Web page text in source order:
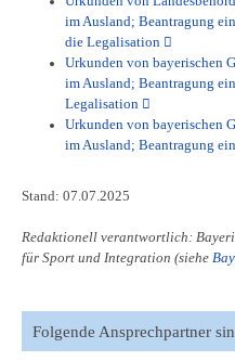
im Ausland; Beantragung
die Legalisation
Urkunden von bayerischen
im Ausland; Beantragung
Legalisation
Urkunden von bayerischen
im Ausland; Beantragung
Stand: 07.07.2025
Redaktionell verantwortlich:
für Sport und Integration (siehe
Folgende Ansprechpartner